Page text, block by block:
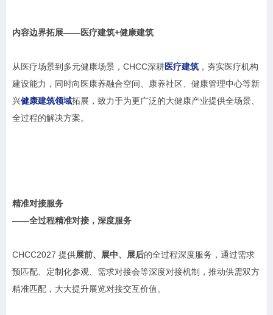
内容边界拓展——医疗建筑+健康建筑
从医疗场景到多元健康场景，CHCC深耕医疗建筑 ，夯实医疗机构
建设能力，同时向医康养融合空间、康养社区、健康管理中心等新
兴健康建筑领域拓展，致力于为更广泛的大健康产业提供全场景、
全过程的解决方案。
精准对接服务
——全过程精准对接，深度服务
CHCC2027 提供展前、展中、展后的全过程深度服务，通过需求
预匹配、定制化参观、需求对接会等深度对接机制，推动供需双方
精准匹配，大大提升展览对接交互价值。